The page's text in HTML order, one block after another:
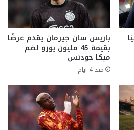
باريس سان جيرمان يقدم عرضًا
بقيمة 45 مليون يورو لضم
ميكا جودتس
منذ 4 أيام